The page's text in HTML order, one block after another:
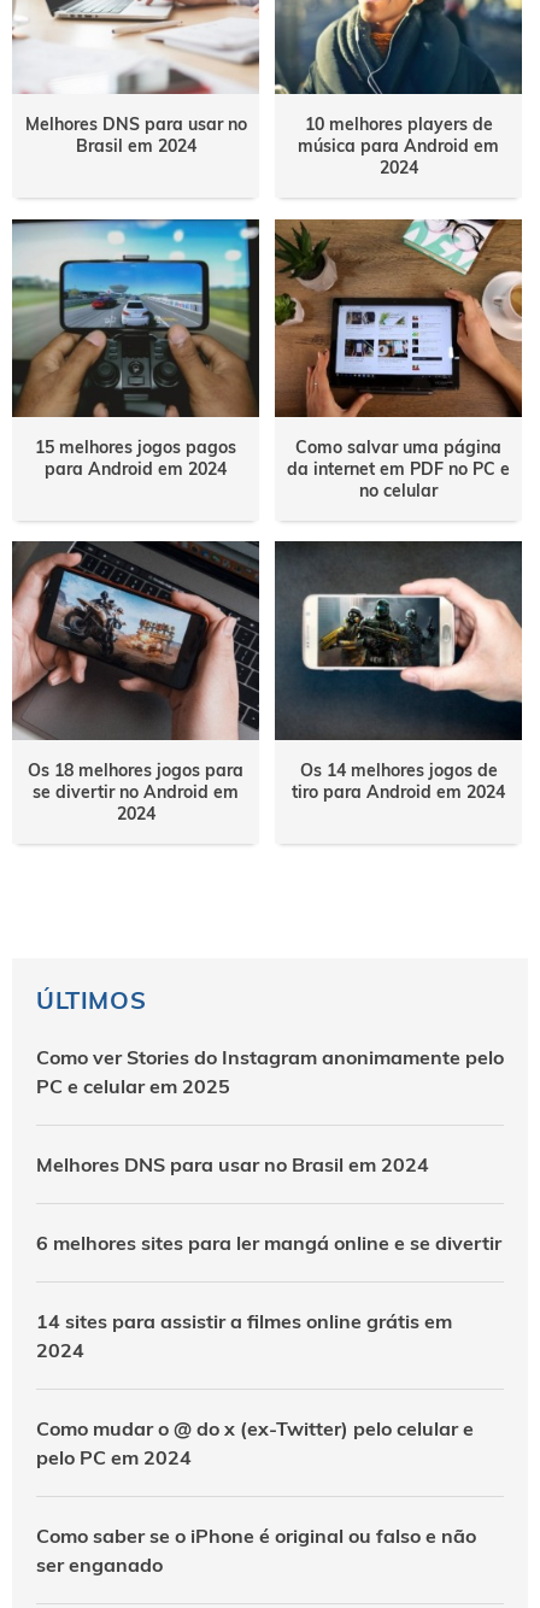
Melhores DNS para usar no
Brasil em 2024
10 melhores players de
música para Android em
2024
15 melhores jogos pagos
para Android em 2024
Como salvar uma página
da internet em PDF no PC e
no celular
Os 18 melhores jogos para
se divertir no Android em
2024
Os 14 melhores jogos de
tiro para Android em 2024
ÚLTIMOS
Como ver Stories do Instagram anonimamente pelo
PC e celular em 2025
Melhores DNS para usar no Brasil em 2024
6 melhores sites para ler mangá online e se divertir
14 sites para assistir a filmes online grátis em
2024
Como mudar o @ do x (ex-Twitter) pelo celular e
pelo PC em 2024
Como saber se o iPhone é original ou falso e não
ser enganado